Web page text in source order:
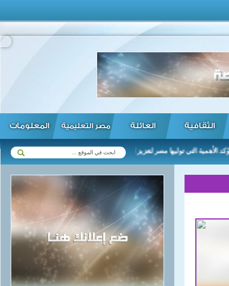
الثقافية العائلة مصر التعليمية المعلومات
التي توليها مصر لتعزيز العلاقات مع زيمبابوي في مختلف المجالات ...